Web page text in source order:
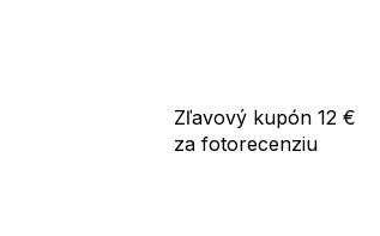
Zľavový kupón 12 €
za fotorecenziu